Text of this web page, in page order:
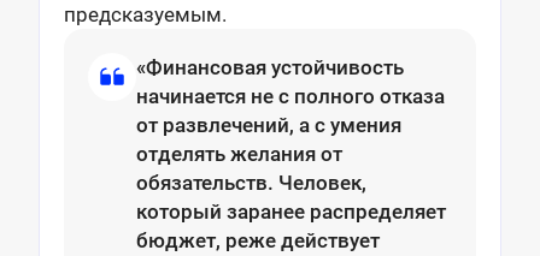
предсказуемым.
«Финансовая устойчивость
начинается не с полного отказа
от развлечений, а с умения
отделять желания от
обязательств. Человек,
который заранее распределяет
бюджет, реже действует